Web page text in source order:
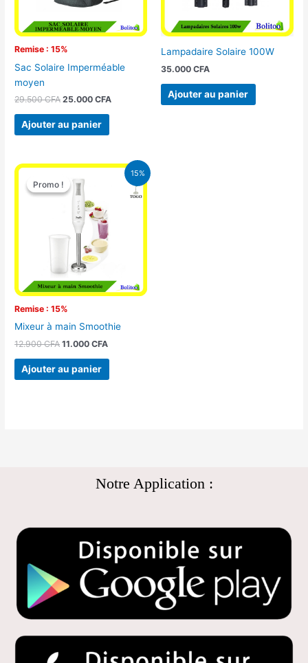
Remise : 15%
Sac Solaire Imperméable
moyen
29.500CFA 25.000CFA
Ajouter au panier
Lampadaire Solaire 100W
35.000 CFA
Ajouter au panier
15%
Promo !
Remise : 15%
Promo !
Mixeur à main Smoothie
12.900CFA
Le
prix
initial
était :
12.900 CFA.
11.000CFA
Le
Ajouter au panier
Notre Application :